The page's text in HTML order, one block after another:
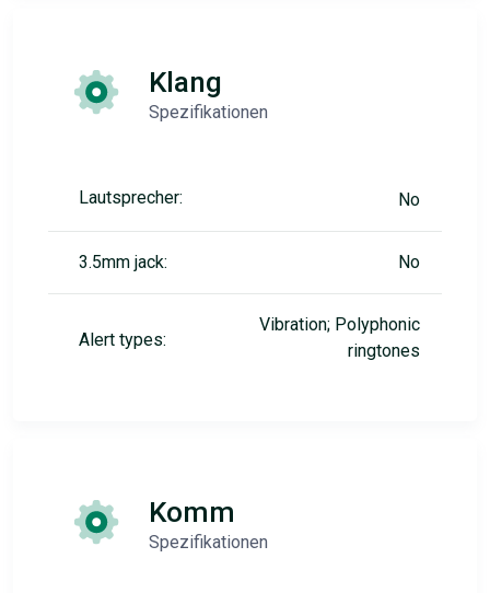
Klang
Spezifikationen
Lautsprecher: No
3.5mm jack: No
Alert types:
Vibration; Polyphonic
ringtones
Komm
Spezifikationen